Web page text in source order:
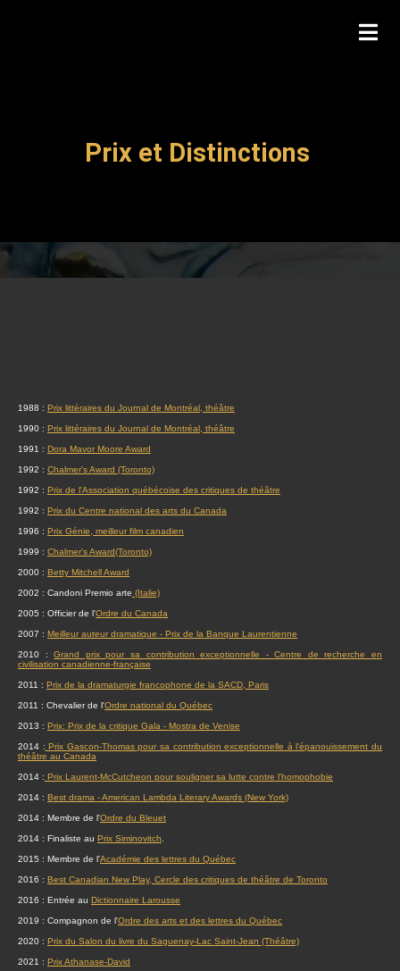
Prix et Distinctions
1988 : Prix littéraires du Journal de Montréal, théâtre
1990 : Prix littéraires du Journal de Montréal, théâtre
1991 : Dora Mavor Moore Award
1992 : Chalmer's Award (Toronto)
1992 : Prix de l'Association québécoise des critiques de théâtre
1992 : Prix du Centre national des arts du Canada
1996 : Prix Génie, meilleur film canadien
1999 : Chalmer's Award(Toronto)
2000 : Betty Mitchell Award
2002 : Candoni Premio arte (Italie)
2005 : Officier de l'Ordre du Canada
2007 : Meilleur auteur dramatique - Prix de la Banque Laurentienne
2010 :Grand prix pour sa contribution exceptionnelle - Centre de recherche en
civilisation canadienne-française
2011 : Prix de la dramaturgie francophone de la SACD, Paris
2011 : Chevalier de l'Ordre national du Québec
2013 : Prix: Prix de la critique Gala - Mostra de Venise
2014 : Prix Gascon-Thomas pour sa contribution exceptionnelle à l'épanouissement du
théâtre au Canada
2014 : Prix Laurent-McCutcheon pour souligner sa lutte contre l'homophobie
2014 : Best drama - American Lambda Literary Awards (New York)
2014 : Membre de l'Ordre du Bleuet
2014 : Finaliste au Prix Siminovitch
2015 : Membre de l'Académie des lettres du Québec
2016 : Best Canadian New Play, Cercle des critiques de théâtre de Toronto
2016 : Entrée au Dictionnaire Larousse
2019 : Compagnon de l'Ordre des arts et des lettres du Québec
2020 : Prix du Salon du livre du Saguenay-Lac Saint-Jean (Théâtre)
2021 : Prix Athanase-David